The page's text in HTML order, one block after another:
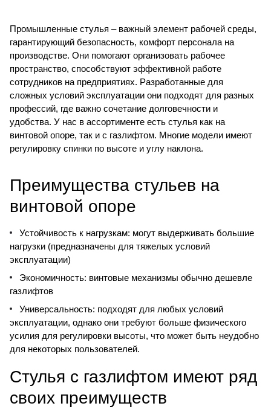
Промышленные стулья – важный элемент рабочей среды,
гарантирующий безопасность, комфорт персонала на
производстве. Они помогают организовать рабочее
пространство, способствуют эффективной работе
сотрудников на предприятиях. Разработанные для
сложных условий эксплуатации они подходят для разных
профессий, где важно сочетание долговечности и
удобства. У нас в ассортименте есть стулья как на
винтовой опоре, так и с газлифтом. Многие модели имеют
регулировку спинки по высоте и углу наклона.
Преимущества стульев на
винтовой опоре
Устойчивость к нагрузкам: могут выдерживать большие
нагрузки (предназначены для тяжелых условий
эксплуатации)
Экономичность: винтовые механизмы обычно дешевле
газлифтов
Универсальность: подходят для любых условий
эксплуатации, однако они требуют больше физического
усилия для регулировки высоты, что может быть неудобно
для некоторых пользователей.
Стулья с газлифтом имеют ряд
своих преимуществ